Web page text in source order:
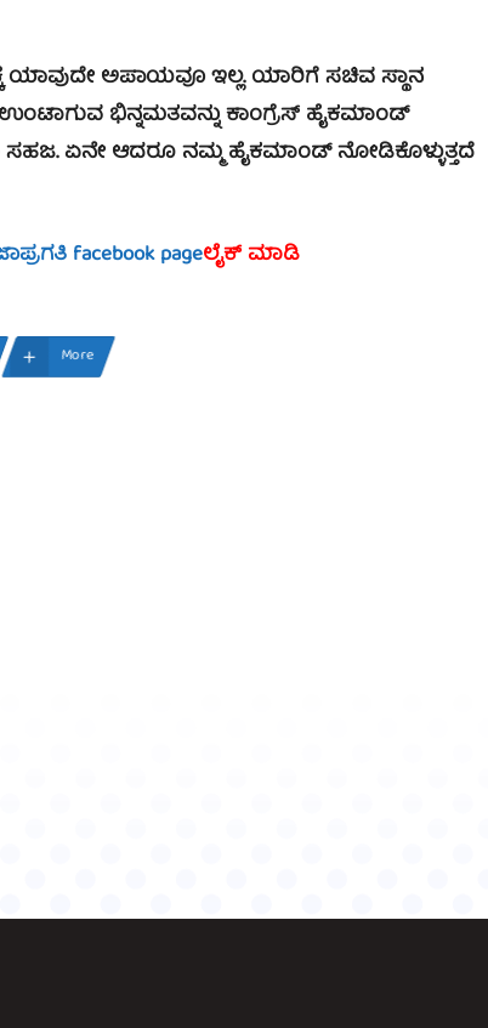
ಅಪಾಯವೂ ಇಲ್ಲ. ಯಾರಿಗೆ ಸಚಿವ ಸ್ಥಾನ
ಭಿನ್ನಮತವನ್ನು ಕಾಂಗ್ರೆಸ್ ಹೈಕಮಾಂಡ್
ಏನೇ ಆದರೂ ನಮ್ಮ ಹೈಕಮಾಂಡ್ ನೋಡಿಕೊಳ್ಳುತ್ತದೆ
facebook pageಲೈಕ್ ಮಾಡಿ
More